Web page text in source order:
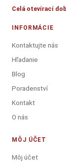
Celá otevírací
INFORMÁCIE
Kontaktujte nás
Hľadanie
Blog
Poradenství
Kontakt
O nás
MÔJ ÚČET
Môj účet